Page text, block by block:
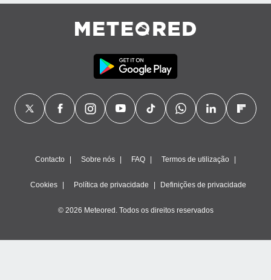
Contacto Sobre nós FAQ Termos de utilização
Cookies Política de privacidade Definições de privacidade
© 2026 Meteored. Todos os direitos reservados